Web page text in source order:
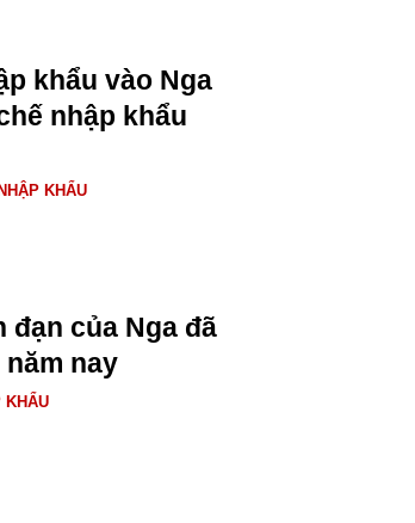
khẩu vào Nga
nhập khẩu
KHẨU
đạn của Nga đã
nay
KHẨU